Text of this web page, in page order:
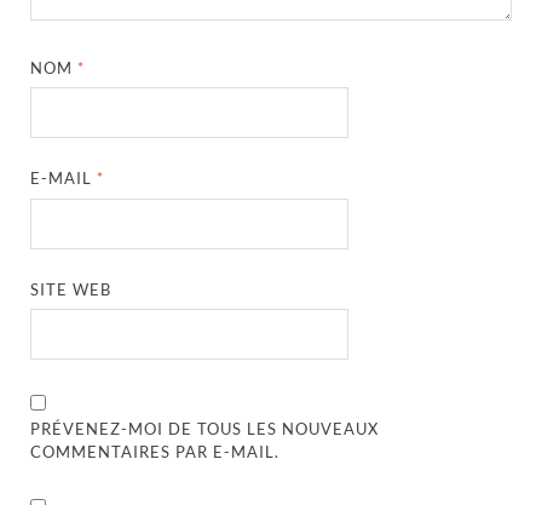
NOM *
E-MAIL *
SITE WEB
PRÉVENEZ-MOI DE TOUS LES NOUVEAUX
COMMENTAIRES PAR E-MAIL.